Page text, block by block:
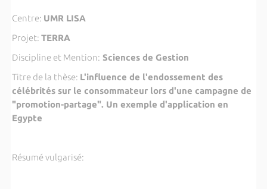
Centre: UMR LISA
Projet: TERRA
Discipline et Mention: Sciences de Gestion
Titre de la thèse: L'influence de l'endossement des
célébrités sur le consommateur lors d'une campagne de
"promotion-partage". Un exemple d'application en
Egypte
Résumé vulgarisé: